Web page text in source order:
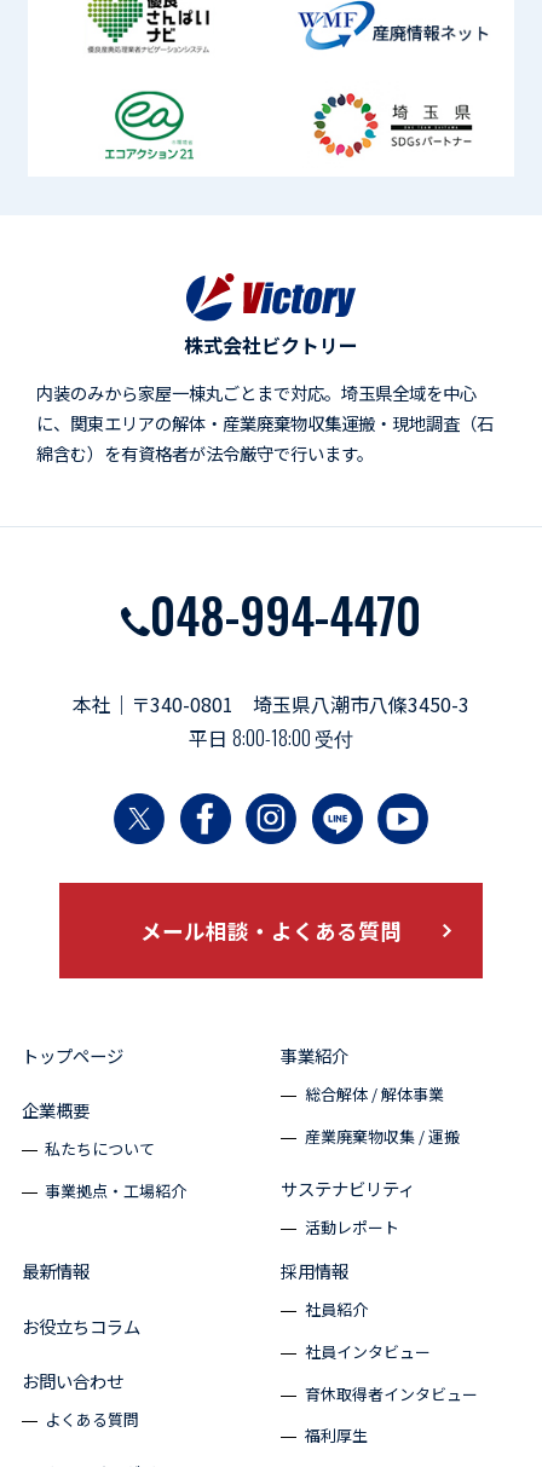
株式会社ビクトリー
内装のみから家屋一棟丸ごとまで対応。埼玉県全域を中心
に、関東エリアの解体・産業廃棄物収集運搬・現地調査（石
綿含む）を有資格者が法令厳守で行います。
048-994-4470
本社｜〒340-0801 埼玉県八潮市八條3450-3
平日 8:00-18:00 受付
メール相談・よくある質問
トップページ
企業概要
私たちについて
事業拠点・工場紹介
事業紹介
総合解体 / 解体事業
産業廃棄物収集 / 運搬
サステナビリティ
活動レポート
最新情報
お役立ちコラム
お問い合わせ
よくある質問
採用情報
社員紹介
社員インタビュー
育休取得者インタビュー
福利厚生